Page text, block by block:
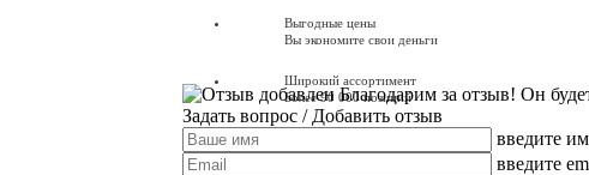
Выгодные цены
Вы экономите свои деньги
Широкий ассортимент
Более 90 000 позиций
Доставка по России от 250 руб.
Благодарим за отзыв! Он
Задать вопрос / Добавить отзыв
введите
введите